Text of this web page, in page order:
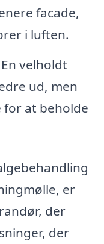
facade,
i luften.
En velholdt
ud, men
for at beholde
er
der
der